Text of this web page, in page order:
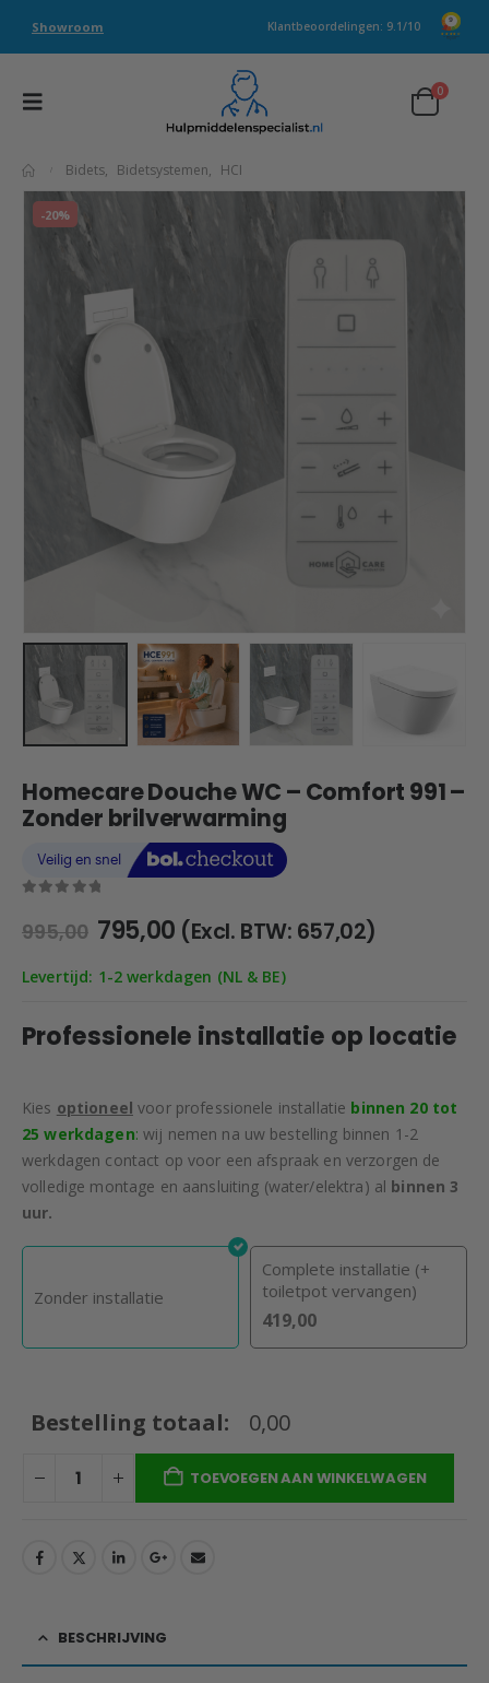
Showroom Klantbeoordelingen: 9.1/10
0
Bidets, Bidetsystemen, HCI
-20%
Homecare Douche WC – Comfort 991 –
Zonder brilverwarming
995,00 Oorspronkelijke
prijs
was:
795,00Huidige
prijs
is:
(Excl. BTW: 657,02)
Levertijd: 1-2 werkdagen (NL & BE)
Professionele installatie op locatie
Kies optioneel voor professionele installatie binnen 20 tot
25 werkdagen: wij nemen na uw bestelling binnen 1-2
werkdagen contact op voor een afspraak en verzorgen de
volledige montage en aansluiting (water/elektra) al binnen 3
uur.
Zonder installatie
Complete installatie (+
toiletpot vervangen)
419,00
Bestelling totaal: 0,00
TOEVOEGEN AAN WINKELWAGEN
BESCHRIJVING